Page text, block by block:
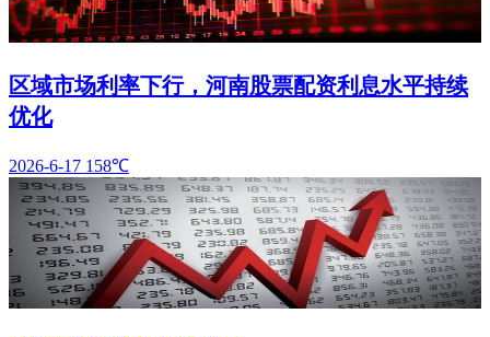
区域市场利率下行，河南股票配资利息水平持续
优化
2026-6-17 158℃